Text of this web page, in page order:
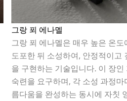
그랑 푀 에나멜
그랑 푀 에나멜은 매우 높은 온도
도포한 뒤 소성하여, 안정적이고
을 구현하는 기술입니다. 이 장인
숙련을 요구하며, 각 소성 과정
름다움을 완성하는 동시에 자칫